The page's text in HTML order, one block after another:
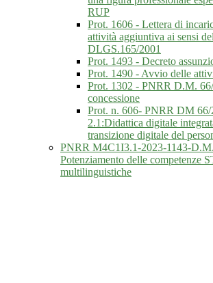
RUP
Prot. 1606 - Lettera di
attività aggiuntiva ai sensi
DLGS.165/2001
Prot. 1493 - Decreto
Prot. 1490 - Avvio delle
Prot. 1302 - PNRR D.M.
concessione
Prot. n. 606- PNRR DM 66/
2.1:Didattica digitale
transizione digitale del
PNRR M4C1I3.1-2023-1143-
Potenziamento delle competenze
multilinguistiche